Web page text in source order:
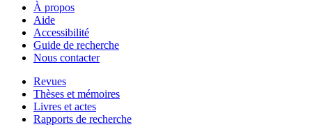
À propos
Aide
Accessibilité
Guide de recherche
Nous contacter
Revues
Thèses et mémoires
Livres et actes
Rapports de recherche